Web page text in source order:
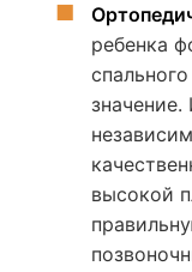
ребенка
высокой